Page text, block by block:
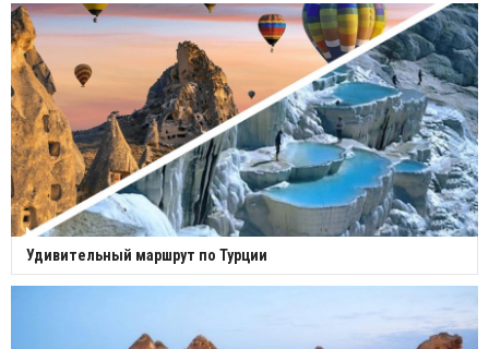
Удивительный маршрут по Турции